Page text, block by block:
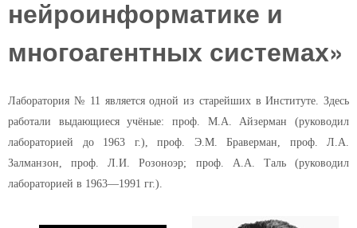
нейроинформатике и
многоагентных системах»
Лаборатория № 11 является одной из старейших в Институте. Здесь
работали выдающиеся учёные: проф. М.А. Айзерман (руководил
лабораторией до 1963 г.), проф. Э.М. Браверман, проф. Л.А.
Залманзон, проф. Л.И. Розоноэр; проф. А.А. Таль (руководил
лабораторией в 1963—1991 гг.).